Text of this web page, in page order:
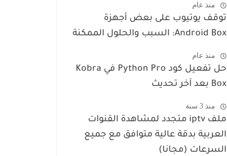
منذ عام
توقف يوتيوب على بعض أجهزة
Android Box: السبب والحلول الممكنة
منذ عام
حل تفعيل كود Python Pro في Kobra
Box بعد آخر تحديث
منذ 3 سنة
ملف iptv متجدد لمشاهدة القنوات
العربية بدقة عالية متوافق مع جميع
السرعات (مجانا)